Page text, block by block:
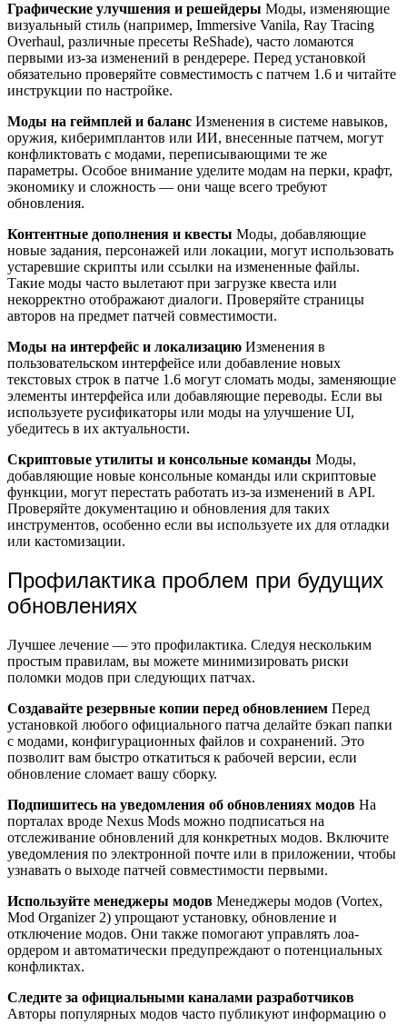
Графические улучшения и решейдеры Моды, изменяющие
визуальный стиль (например, Immersive Vanila, Ray Tracing
Overhaul, различные пресеты ReShade), часто ломаются
первыми из-за изменений в рендерере. Перед установкой
обязательно проверяйте совместимость с патчем 1.6 и читайте
инструкции по настройке.
Моды на геймплей и баланс Изменения в системе навыков,
оружия, киберимплантов или ИИ, внесенные патчем, могут
конфликтовать с модами, переписывающими те же
параметры. Особое внимание уделите модам на перки, крафт,
экономику и сложность — они чаще всего требуют
обновления.
Контентные дополнения и квесты Моды, добавляющие
новые задания, персонажей или локации, могут использовать
устаревшие скрипты или ссылки на измененные файлы.
Такие моды часто вылетают при загрузке квеста или
некорректно отображают диалоги. Проверяйте страницы
авторов на предмет патчей совместимости.
Моды на интерфейс и локализацию Изменения в
пользовательском интерфейсе или добавление новых
текстовых строк в патче 1.6 могут сломать моды, заменяющие
элементы интерфейса или добавляющие переводы. Если вы
используете русификаторы или моды на улучшение UI,
убедитесь в их актуальности.
Скриптовые утилиты и консольные команды Моды,
добавляющие новые консольные команды или скриптовые
функции, могут перестать работать из-за изменений в API.
Проверяйте документацию и обновления для таких
инструментов, особенно если вы используете их для отладки
или кастомизации.
Профилактика проблем при будущих
обновлениях
Лучшее лечение — это профилактика. Следуя нескольким
простым правилам, вы можете минимизировать риски
поломки модов при следующих патчах.
Создавайте резервные копии перед обновлением Перед
установкой любого официального патча делайте бэкап папки
с модами, конфигурационных файлов и сохранений. Это
позволит вам быстро откатиться к рабочей версии, если
обновление сломает вашу сборку.
Подпишитесь на уведомления об обновлениях модов На
порталах вроде Nexus Mods можно подписаться на
отслеживание обновлений для конкретных модов. Включите
уведомления по электронной почте или в приложении, чтобы
узнавать о выходе патчей совместимости первыми.
Используйте менеджеры модов Менеджеры модов (Vortex,
Mod Organizer 2) упрощают установку, обновление и
отключение модов. Они также помогают управлять лоа-
ордером и автоматически предупреждают о потенциальных
конфликтах.
Следите за официальными каналами разработчиков
Авторы популярных модов часто публикуют информацию о